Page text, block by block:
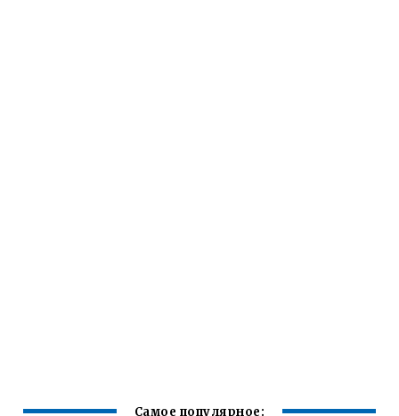
Самое популярное: